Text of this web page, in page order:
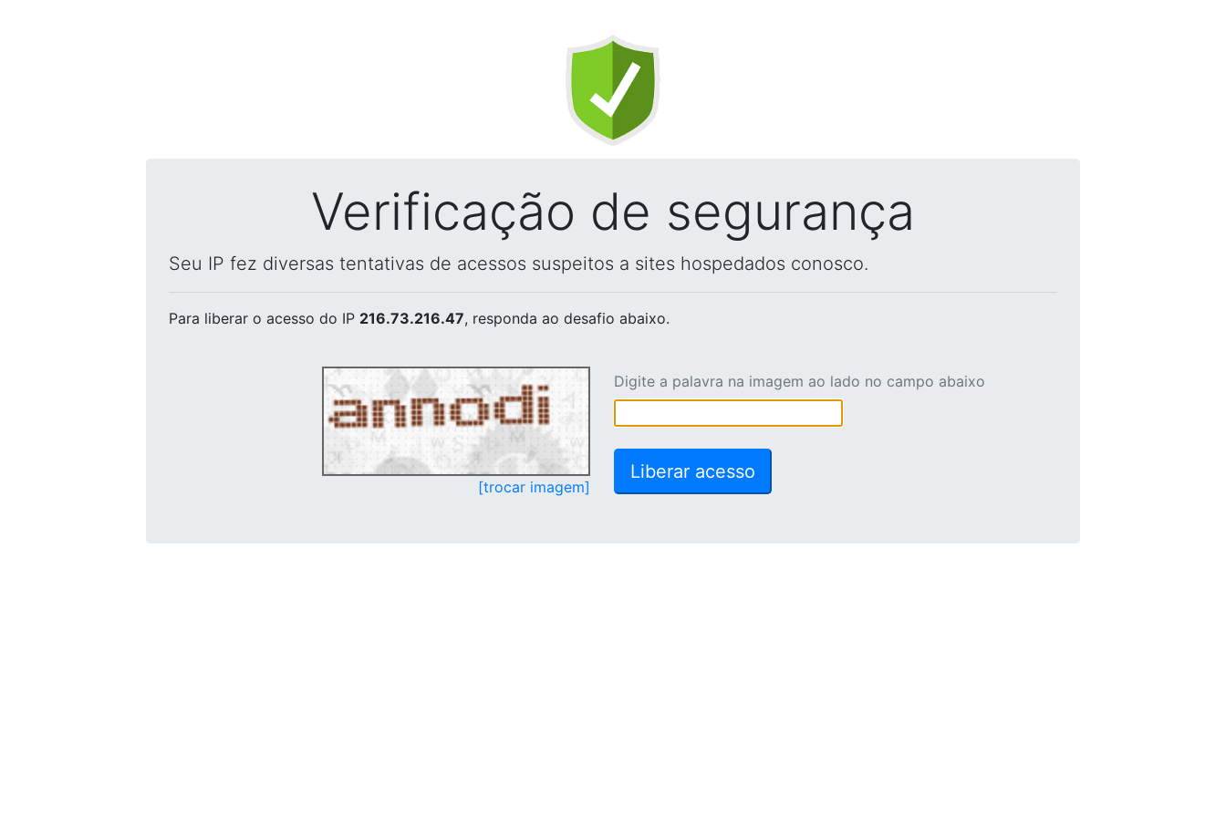
Verificação de segurança
Seu IP fez diversas tentativas de acessos suspeitos a sites hospedados conosco.
Para liberar o acesso do IP 216.73.216.47, responda ao desafio abaixo.
[trocar imagem]
Digite a palavra na imagem ao lado no campo abaixo